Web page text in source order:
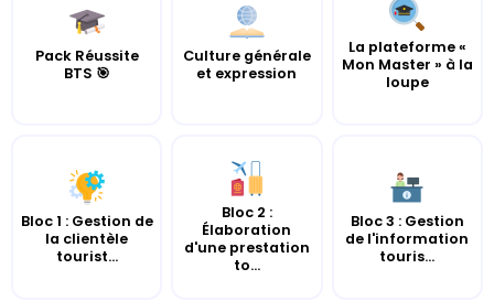
Pack Réussite
BTS 🎯
Culture générale
et expression
La plateforme «
Mon Master » à la
loupe
Bloc 1 : Gestion de
la clientèle
tourist...
Bloc 2 :
Élaboration
d'une prestation
to...
Bloc 3 : Gestion
de l'information
touris...